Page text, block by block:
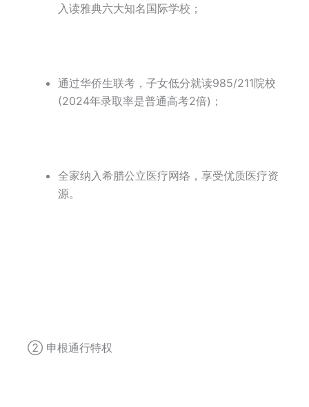
入读雅典六大知名国际学校；
通过华侨生联考，子女低分就读985/211院校
(2024年录取率是普通高考2倍)；
全家纳入希腊公立医疗网络，享受优质医疗资
源。
② 申根通行特权